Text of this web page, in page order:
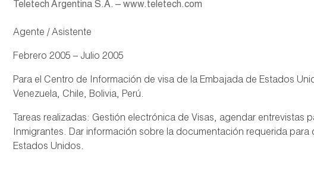
Teletech Argentina S.A. – www.teletech.com
Agente / Asistente
Febrero 2005 – Julio 2005
Para el Centro de Información de visa de la Embajada de Estados
Venezuela, Chile, Bolivia, Perú.
Tareas realizadas: Gestión electrónica de Visas, agendar
Inmigrantes. Dar información sobre la documentación requerida
Estados Unidos.